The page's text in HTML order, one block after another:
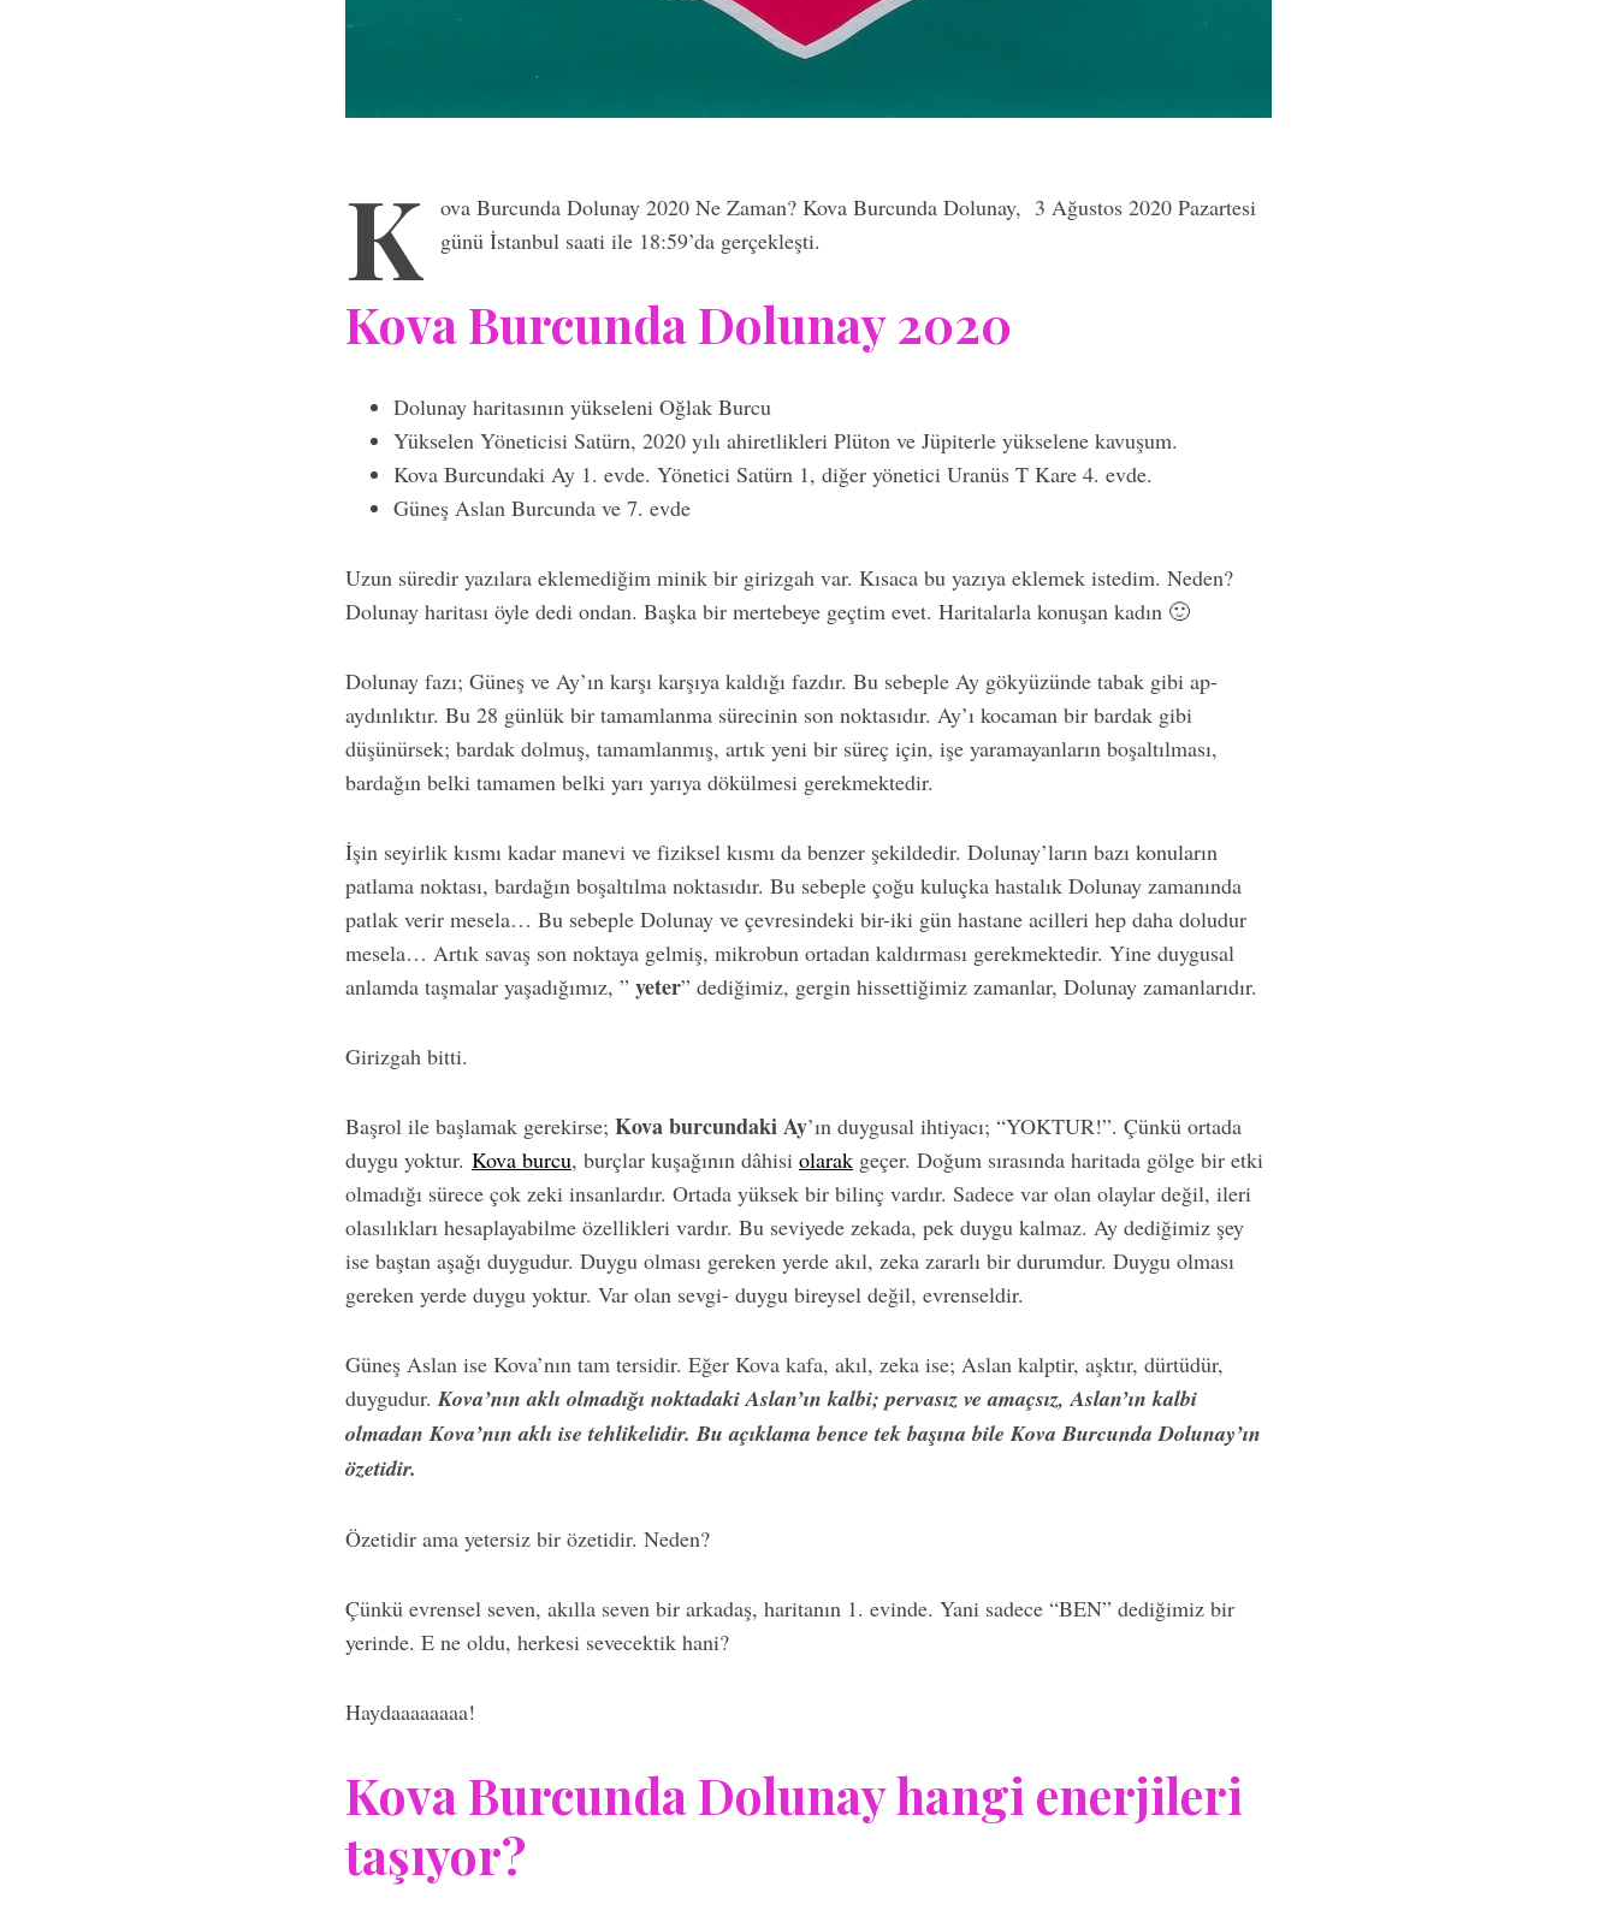
K
ova Burcunda Dolunay 2020 Ne Zaman? Kova Burcunda Dolunay, 3 Ağustos 2020 Pazartesi
günü İstanbul saati ile 18:59’da gerçekleşti.
Kova Burcunda Dolunay 2020
Dolunay haritasının yükseleni Oğlak Burcu
Yükselen Yöneticisi Satürn, 2020 yılı ahiretlikleri Plüton ve Jüpiterle yükselene kavuşum.
Kova Burcundaki Ay 1. evde. Yönetici Satürn 1, diğer yönetici Uranüs T Kare 4. evde.
Güneş Aslan Burcunda ve 7. evde
Uzun süredir yazılara eklemediğim minik bir girizgah var. Kısaca bu yazıya eklemek istedim. Neden?
Dolunay haritası öyle dedi ondan. Başka bir mertebeye geçtim evet. Haritalarla konuşan kadın 🙂
Dolunay fazı; Güneş ve Ay’ın karşı karşıya kaldığı fazdır. Bu sebeple Ay gökyüzünde tabak gibi ap-
aydınlıktır. Bu 28 günlük bir tamamlanma sürecinin son noktasıdır. Ay’ı kocaman bir bardak gibi
düşünürsek; bardak dolmuş, tamamlanmış, artık yeni bir süreç için, işe yaramayanların boşaltılması,
bardağın belki tamamen belki yarı yarıya dökülmesi gerekmektedir.
İşin seyirlik kısmı kadar manevi ve fiziksel kısmı da benzer şekildedir. Dolunay’ların bazı konuların
patlama noktası, bardağın boşaltılma noktasıdır. Bu sebeple çoğu kuluçka hastalık Dolunay zamanında
patlak verir mesela… Bu sebeple Dolunay ve çevresindeki bir-iki gün hastane acilleri hep daha doludur
mesela… Artık savaş son noktaya gelmiş, mikrobun ortadan kaldırması gerekmektedir. Yine duygusal
anlamda taşmalar yaşadığımız, ” yeter” dediğimiz, gergin hissettiğimiz zamanlar, Dolunay zamanlarıdır.
Girizgah bitti.
Başrol ile başlamak gerekirse; Kova burcundaki Ay’ın duygusal ihtiyacı; “YOKTUR!”. Çünkü ortada
duygu yoktur. Kova burcu, burçlar kuşağının dâhisi olarak geçer. Doğum sırasında haritada gölge bir etki
olmadığı sürece çok zeki insanlardır. Ortada yüksek bir bilinç vardır. Sadece var olan olaylar değil, ileri
olasılıkları hesaplayabilme özellikleri vardır. Bu seviyede zekada, pek duygu kalmaz. Ay dediğimiz şey
ise baştan aşağı duygudur. Duygu olması gereken yerde akıl, zeka zararlı bir durumdur. Duygu olması
gereken yerde duygu yoktur. Var olan sevgi- duygu bireysel değil, evrenseldir.
Güneş Aslan ise Kova’nın tam tersidir. Eğer Kova kafa, akıl, zeka ise; Aslan kalptir, aşktır, dürtüdür,
duygudur.Kova’nın aklı olmadığı noktadaki Aslan’ın kalbi; pervasız ve amaçsız, Aslan’ın kalbi
olmadan Kova’nın aklı ise tehlikelidir. Bu açıklama bence tek başına bile Kova Burcunda Dolunay’ın
özetidir.
Özetidir ama yetersiz bir özetidir. Neden?
Çünkü evrensel seven, akılla seven bir arkadaş, haritanın 1. evinde. Yani sadece “BEN” dediğimiz bir
yerinde. E ne oldu, herkesi sevecektik hani?
Haydaaaaaaaa!
Kova Burcunda Dolunay hangi enerjileri
taşıyor?